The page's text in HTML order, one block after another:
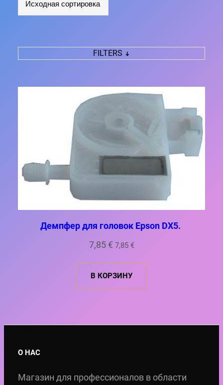
Демпфер для головок Epson DX5.
7,85€ 7,85 €
В КОРЗИНУ
FILTERS
О НАС
Магазин для профессионалов в области